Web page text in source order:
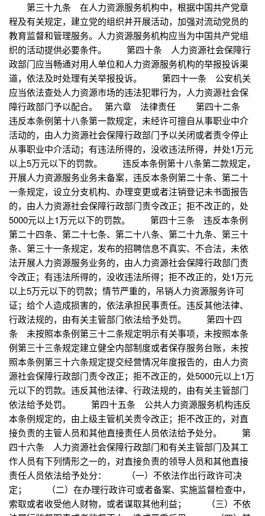
第三十九条 在人力资源服务机构中，根据中国共产党章
程及有关规定，建立党的组织并开展活动，加强对流动党员的
教育监督和管理服务。人力资源服务机构应当为中国共产党组
织的活动提供必要条件。 第四十条 人力资源社会保障行
政部门应当畅通对用人单位和人力资源服务机构的举报投诉渠
道，依法及时处理有关举报投诉。 第四十一条 公安机关
应当依法查处人力资源市场的违法犯罪行为，人力资源社会保
障行政部门予以配合。 第六章 法律责任 第四十二条
违反本条例第十八条第一款规定，未经许可擅自从事职业中介
活动的，由人力资源社会保障行政部门予以关闭或者责令停止
从事职业中介活动；有违法所得的，没收违法所得，并处1万元
以上5万元以下的罚款。 违反本条例第十八条第二款规定，
开展人力资源服务业务未备案，违反本条例第二十条、第二十
一条规定，设立分支机构、办理变更或者注销登记未书面报告
的，由人力资源社会保障行政部门责令改正；拒不改正的，处
5000元以上1万元以下的罚款。 第四十三条 违反本条例
第二十四条、第二十七条、第二十八条、第二十九条、第三十
条、第三十一条规定，发布的招聘信息不真实、不合法，未依
法开展人力资源服务业务的，由人力资源社会保障行政部门责
令改正；有违法所得的，没收违法所得；拒不改正的，处1万元
以上5万元以下的罚款；情节严重的，吊销人力资源服务许可
证；给个人造成损害的，依法承担民事责任。违反其他法律、
行政法规的，由有关主管部门依法给予处罚。 第四十四
条 未按照本条例第三十二条规定明示有关事项，未按照本条
例第三十三条规定建立健全内部制度或者保存服务台账，未按
照本条例第三十六条规定提交经营情况年度报告的，由人力资
源社会保障行政部门责令改正；拒不改正的，处5000元以上1万
元以下的罚款。违反其他法律、行政法规的，由有关主管部门
依法给予处罚。 第四十五条 公共人力资源服务机构违反
本条例规定的，由上级主管机关责令改正；拒不改正的，对直
接负责的主管人员和其他直接责任人员依法给予处分。 第
四十六条 人力资源社会保障行政部门和有关主管部门及其工
作人员有下列情形之一的，对直接负责的领导人员和其他直接
责任人员依法给予处分： （一）不依法作出行政许可决
定； （二）在办理行政许可或者备案、实施监督检查中，
索取或者收受他人财物，或者谋取其他利益； （三）不依